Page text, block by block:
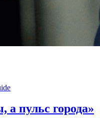
а пульс города»